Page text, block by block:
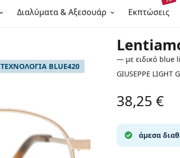
Διαλύματα & Αξεσουάρ εκπτώσεις
— με ειδικό blue
GIUSEPPE LIGHT
ΤΕΧΝΟΛΟΓΙΑ BLUE420
38,25 €
άμεσα